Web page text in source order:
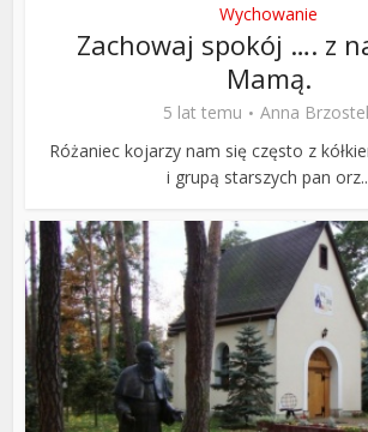
Wychowanie
Zachowaj spokój …. z
Mamą.
5 lat temu
Anna
Różaniec kojarzy nam się często z
i grupą starszych pan